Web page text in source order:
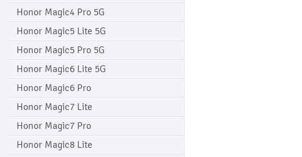
Honor Magic4 Pro 5G
Honor Magic5 Lite 5G
Honor Magic5 Pro 5G
Honor Magic6 Lite 5G
Honor Magic6 Pro
Honor Magic7 Lite
Honor Magic7 Pro
Honor Magic8 Lite